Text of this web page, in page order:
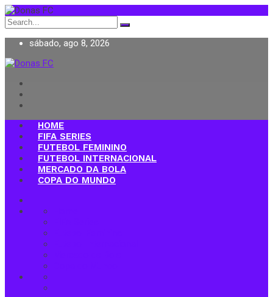
Search
for:
sábado, ago 8, 2026
Donas FC
HOME
FIFA SERIES
FUTEBOL FEMININO
FUTEBOL INTERNACIONAL
MERCADO DA BOLA
COPA DO MUNDO